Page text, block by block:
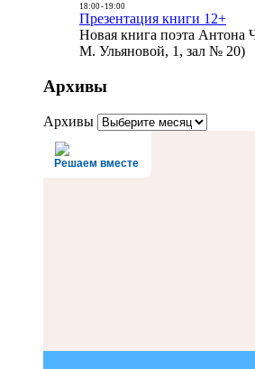
18:00- 19:00
Презентация книги 12+
Новая книга поэта Антона
М. Ульяновой, 1, зал № 20)
Архивы
Архивы
Решаем вместе